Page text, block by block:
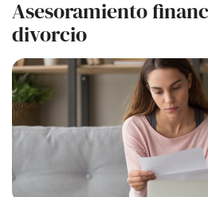
Asesoramiento
divorcio